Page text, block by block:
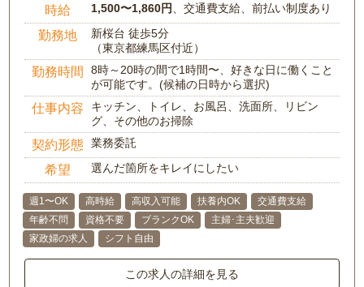
時給 1,500〜1,860円 、交通費支給、前払い制度あり
勤務地
新桜台 徒歩5分
（東京都練馬区付近）
勤務時間
8時～20時の間で1時間〜、好きな日に働くこと
が可能です。(候補の日時から選択)
仕事内容
キッチン、トイレ、お風呂、洗面所、リビン
グ、その他のお掃除
契約形態 業務委託
希望 選んだ箇所をキレイにしたい
週1〜OK 高時給 高収入可能 扶養内OK
交通費支給
年齢不問
資格不要 ブランクOK
主婦･主夫歓迎
家政婦の求人
シフト自由
この求人の詳細を見る